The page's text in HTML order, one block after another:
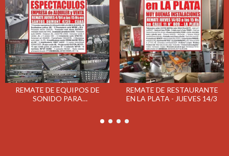
REMATE DE EQUIPOS DE
SONIDO PARA
REMATE DE RESTAURANTE
EN LA PLATA - JUEVES 14/3